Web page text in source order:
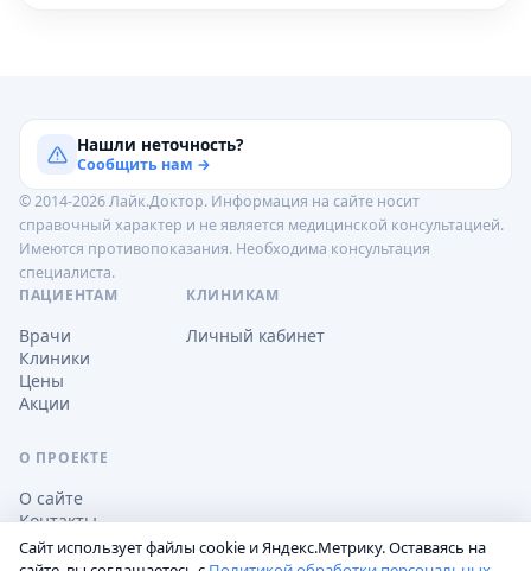
Нашли неточность?
Сообщить нам →
© 2014-2026 Лайк.Доктор. Информация на сайте носит
справочный характер и не является медицинской консультацией.
Имеются противопоказания. Необходима консультация
специалиста.
ПАЦИЕНТАМ
Врачи
Клиники
Цены
Акции
КЛИНИКАМ
Личный кабинет
О ПРОЕКТЕ
О сайте
Контакты
Сайт использует файлы cookie и Яндекс.Метрику. Оставаясь на